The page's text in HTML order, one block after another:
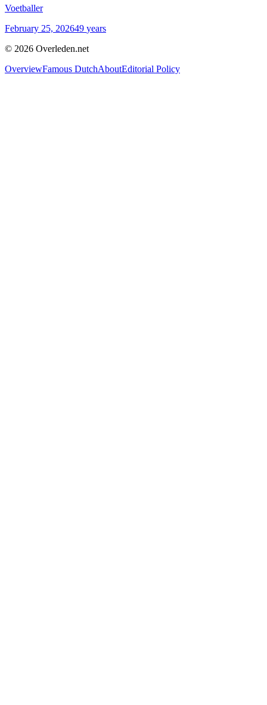
Voetballer
February 25, 202649 years
© 2026 Overleden.net
OverviewFamous DutchAboutEditorial Policy